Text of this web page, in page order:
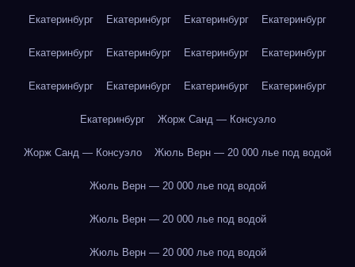
Екатеринбург Екатеринбург Екатеринбург Екатеринбург
Екатеринбург Екатеринбург Екатеринбург Екатеринбург
Екатеринбург Екатеринбург Екатеринбург Екатеринбург
Екатеринбург Жорж Санд — Консуэло
Жорж Санд — Консуэло Жюль Верн — 20 000 лье под водой
Жюль Верн — 20 000 лье под водой
Жюль Верн — 20 000 лье под водой
Жюль Верн — 20 000 лье под водой